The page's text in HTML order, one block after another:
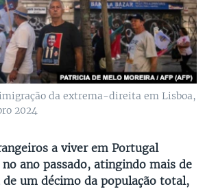
da extrema-direita em Lisboa,
2024
a viver em Portugal
ano passado, atingindo mais de
um décimo da população total,